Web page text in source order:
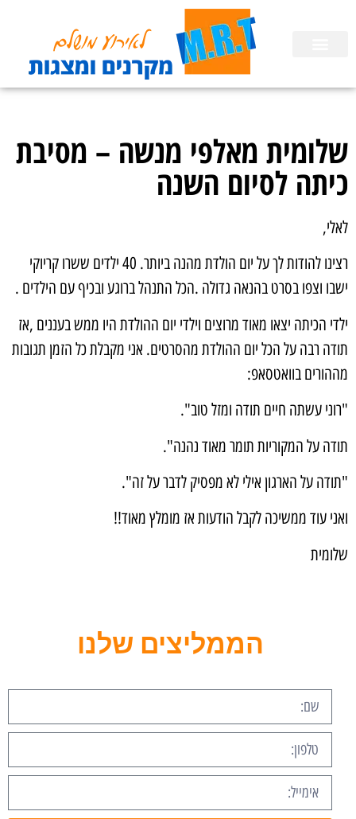
שלומית מאלפי מנשה – מסיבת
כיתה לסיום השנה
לאלי,
רצינו להודות לך על יום הולדת מהנה ביותר. 40 ילדים ששרו קריוקי
ישבו וצפו בסרט בהנאה גדולה .הכל התנהל ברוגע ובכיף עם הילדים .
ילדי הכיתה יצאו מאוד מרוצים וילדי יום ההולדת היו ממש בעננים ,אז
תודה רבה על הכל יום ההולדת מהסרטים. אני מקבלת כל הזמן תגובות
מההורים בוואטסאפ:
"רוני עשתה חיים תודה ומזל טוב".
תודה על המקוריות תומר מאוד נהנה".
"תודה על הארגון אילי לא מפסיק לדבר על זה".
ואני עוד ממשיכה לקבל הודעות אז מומלץ מאוד!!
שלומית
הממליצים שלנו